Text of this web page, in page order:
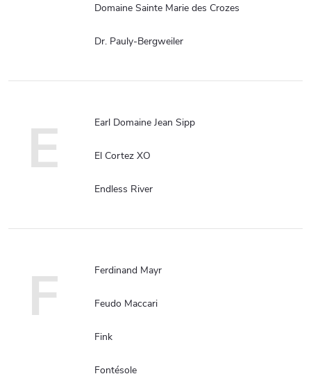
Domaine Sainte Marie des Crozes
Dr. Pauly-Bergweiler
E Earl Domaine Jean Sipp
El Cortez XO
Endless River
F Ferdinand Mayr
Feudo Maccari
Fink
Fontésole